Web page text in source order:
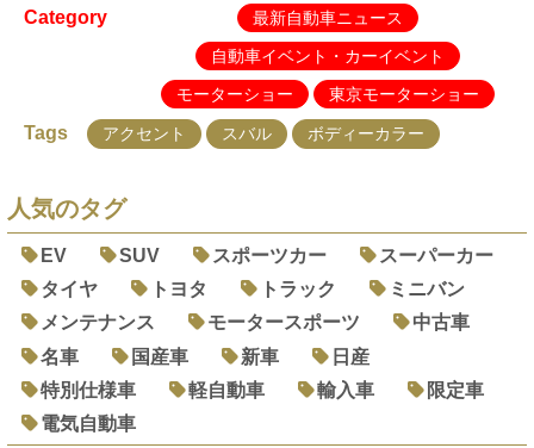
Category
最新自動車ニュース
自動車イベント・カーイベント
モーターショー
東京モーターショー
Tags アクセント スバル ボディーカラー
人気のタグ
EV SUV スポーツカー
スーパーカー
タイヤ
トヨタ トラック
ミニバン
メンテナンス
モータースポーツ
中古車
名車
国産車 新車
日産
特別仕様車
軽自動車 輸入車
限定車
電気自動車